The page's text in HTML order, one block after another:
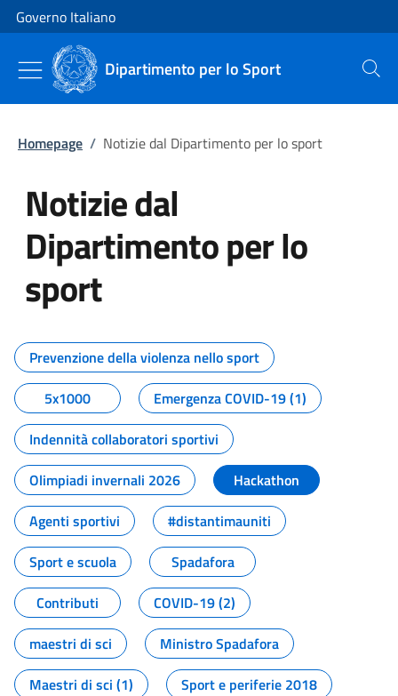
Vai al contenuto
Vai alla navigazione del sito
Governo Italiano
Dipartimento per lo Sport Cerca
Homepage / Notizie dal Dipartimento per lo sport
Notizie dal
Dipartimento per lo
sport
Tutti i contenuti della pagina
Prevenzione della violenza nello sport
5x1000
Emergenza COVID-19 (1)
Indennità collaboratori sportivi
Olimpiadi invernali 2026
Hackathon
Agenti sportivi
#distantimauniti
Sport e scuola
Spadafora
Contributi
COVID-19 (2)
maestri di sci
Ministro Spadafora
Maestri di sci (1)
Sport e periferie 2018